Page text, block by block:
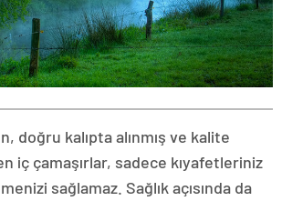
doğru kalıpta alınmış ve kalite
iç çamaşırlar, sadece kıyafetleriniz
sağlamaz. Sağlık açısında da